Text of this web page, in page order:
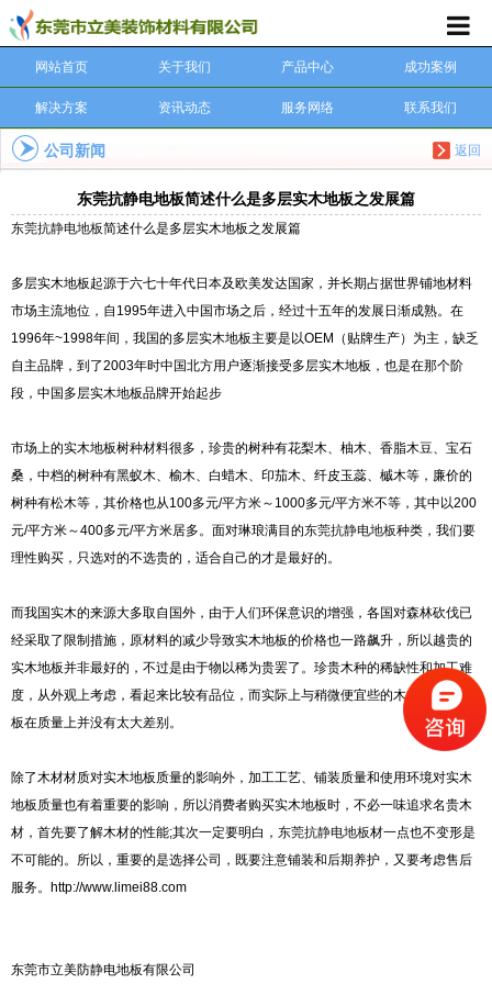
网站首页 关于我们 产品中心 成功案例
解决方案 资讯动态 服务网络 联系我们
返回
公司新闻
东莞抗静电地板简述什么是多层实木地板之发展篇
东莞抗静电地板简述什么是多层实木地板之发展篇
多层实木地板起源于六七十年代日本及欧美发达国家，并长期占据世界铺地材料
市场主流地位，自1995年进入中国市场之后，经过十五年的发展日渐成熟。在
1996年~1998年间，我国的多层实木地板主要是以OEM（贴牌生产）为主，缺乏
自主品牌，到了2003年时中国北方用户逐渐接受多层实木地板，也是在那个阶
段，中国多层实木地板品牌开始起步
市场上的实木地板树种材料很多，珍贵的树种有花梨木、柚木、香脂木豆、宝石
桑，中档的树种有黑蚁木、榆木、白蜡木、印茄木、纤皮玉蕊、槭木等，廉价的
树种有松木等，其价格也从100多元/平方米～1000多元/平方米不等，其中以200
元/平方米～400多元/平方米居多。面对琳琅满目的东莞抗静电地板种类，我们要
理性购买，只选对的不选贵的，适合自己的才是最好的。
而我国实木的来源大多取自国外，由于人们环保意识的增强，各国对森林砍伐已
经采取了限制措施，原材料的减少导致实木地板的价格也一路飙升，所以越贵的
实木地板并非最好的，不过是由于物以稀为贵罢了。珍贵木种的稀缺性和加工难
度，从外观上考虑，看起来比较有品位，而实际上与稍微便宜些的木材制成的地
板在质量上并没有太大差别。
除了木材材质对实木地板质量的影响外，加工工艺、铺装质量和使用环境对实木
地板质量也有着重要的影响，所以消费者购买实木地板时，不必一味追求名贵木
材，首先要了解木材的性能;其次一定要明白， 东莞抗静电地板材一点也不变形是
不可能的。所以，重要的是选择公司，既要注意铺装和后期养护，又要考虑售后
服务。http://www.limei88.com
东莞市立美防静电地板有限公司